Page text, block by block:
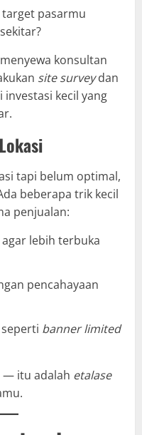
pasarmu
konsultan
site surveydan
kecil yang
tapi belum optimal,
beberapa trik kecil
penjualan:
lebih terbuka
pencahayaan
banner limited
— itu adalah etalase